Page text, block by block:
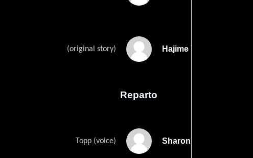
(original story) Hajime Yatates
Reparto
Topp (voice) Sharon Alsina